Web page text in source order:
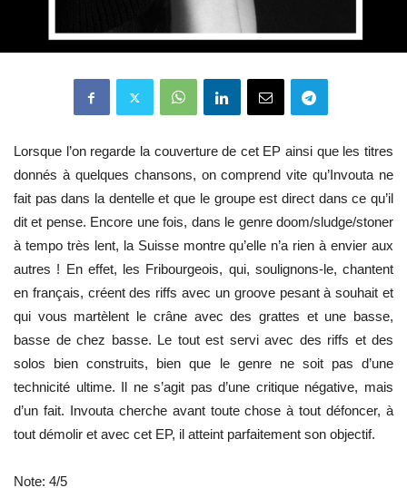
Lorsque l’on regarde la couverture de cet EP ainsi que les titres
donnés à quelques chansons, on comprend vite qu’Invouta ne
fait pas dans la dentelle et que le groupe est direct dans ce qu’il
dit et pense. Encore une fois, dans le genre doom/sludge/stoner
à tempo très lent, la Suisse montre qu’elle n’a rien à envier aux
autres ! En effet, les Fribourgeois, qui, soulignons-le, chantent
en français, créent des riffs avec un groove pesant à souhait et
qui vous martèlent le crâne avec des grattes et une basse,
basse de chez basse. Le tout est servi avec des riffs et des
solos bien construits, bien que le genre ne soit pas d’une
technicité ultime. Il ne s’agit pas d’une critique négative, mais
d’un fait. Invouta cherche avant toute chose à tout défoncer, à
tout démolir et avec cet EP, il atteint parfaitement son objectif.
Note: 4/5